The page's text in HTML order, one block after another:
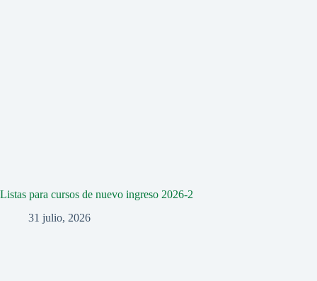
Listas para cursos de nuevo ingreso 2026-2
31 julio, 2026